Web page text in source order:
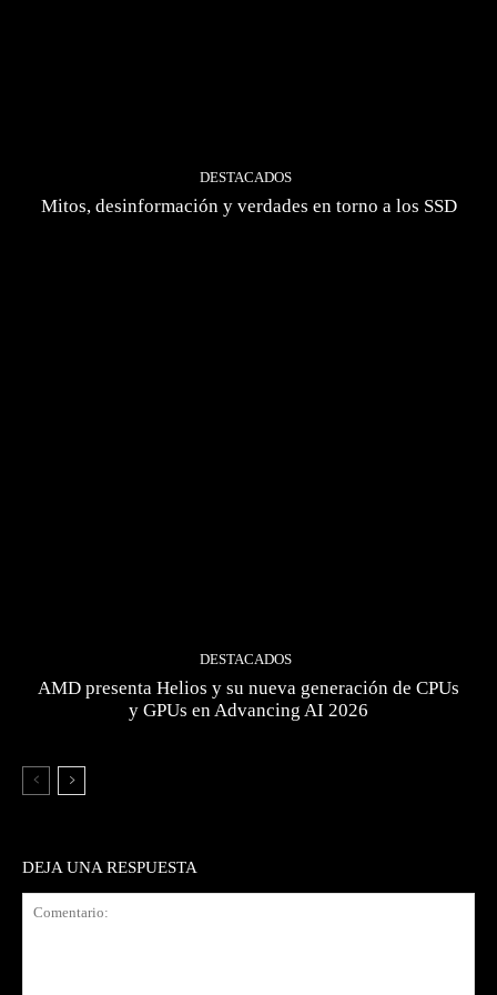
DESTACADOS
Mitos, desinformación y verdades en torno a los SSD
DESTACADOS
AMD presenta Helios y su nueva generación de CPUs
y GPUs en Advancing AI 2026
DEJA UNA RESPUESTA